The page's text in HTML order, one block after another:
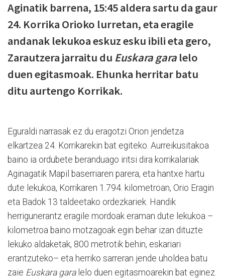
Aginatik barrena, 15:45 aldera sartu da gaur
24. Korrika Orioko lurretan, eta eragile
andanak lekukoa eskuz esku ibili eta gero,
Zarautzera jarraitu du Euskara gara lelo
duen egitasmoak. Ehunka herritar batu
ditu aurtengo Korrikak.
Eguraldi narrasak ez du eragotzi Orion jendetza
elkartzea 24. Korrikarekin bat egiteko. Aurreikusitakoa
baino ia ordubete beranduago iritsi dira korrikalariak
Aginagatik Mapil baserriaren parera, eta hantxe hartu
dute lekukoa, Korrikaren 1.794. kilometroan, Orio Eragin
eta Badok 13 taldeetako ordezkariek. Handik
herrigunerantz eragile mordoak eraman dute lekukoa –
kilometroa baino motzagoak egin behar izan dituzte
lekuko aldaketak, 800 metrotik behin, eskariari
erantzuteko– eta herriko sarreran jende uholdea batu
zaie Euskara garalelo duen egitasmoarekin bat eginez.